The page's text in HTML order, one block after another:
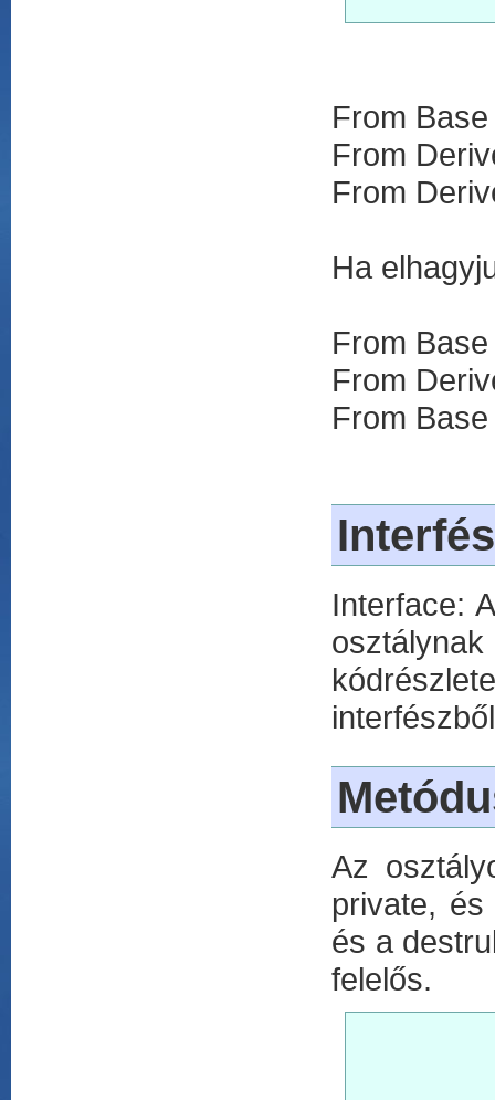
From Base
From
From
Ha
From Base
From
From Base
Interface:
Az
private,
és a
felelős.